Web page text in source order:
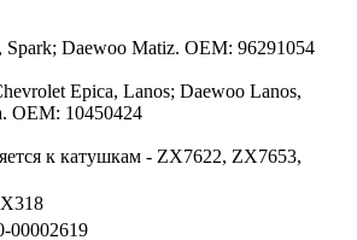
Spark; Daewoo Matiz. OEM: 96291054
Epica, Lanos; Daewoo Lanos,
OEM: 10450424
к катушкам - ZX7622, ZX7653,
00002619